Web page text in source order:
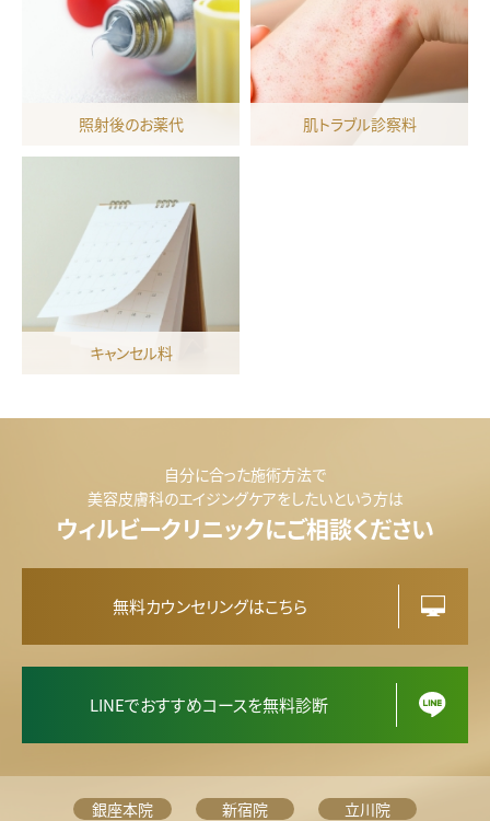
照射後のお薬代 肌トラブル診察料
キャンセル料
自分に合った施術方法で
美容皮膚科のエイジングケアをしたいという方は
ウィルビークリニックにご相談ください
無料カウンセリングはこちら
LINEでおすすめコースを無料診断
銀座本院 新宿院 立川院